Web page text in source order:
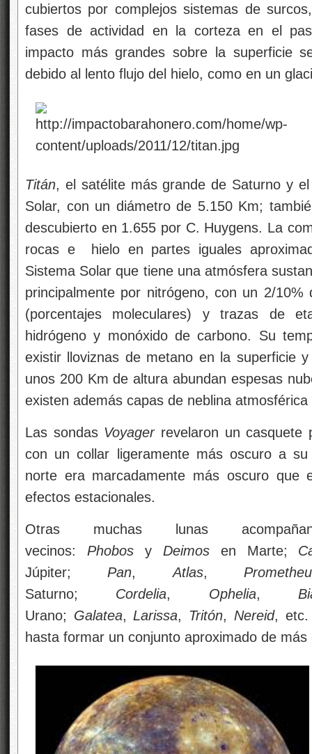
cubiertos por complejos sistemas de
fases de actividad en la corteza en el
impacto más grandes sobre la superficie
debido al lento flujo del hielo, como en un
Titán, el satélite más grande de Saturno y
Solar, con un diámetro de 5.150 Km;
descubierto en 1.655 por C. Huygens. La
rocas e hielo en partes iguales
Sistema Solar que tiene una atmósfera
principalmente por nitrógeno, con un 2/10%
(porcentajes moleculares) y trazas de
hidrógeno y monóxido de carbono. Su
existir lloviznas de metano en la superficie
unos 200 Km de altura abundan espesas
existen además capas de neblina
Las sondas Voyagerrevelaron un casquete
con un collar ligeramente más oscuro a
norte era marcadamente más oscuro que
efectos estacionales.
Otras muchas lunas
vecinos: Phobosy Deimosen Marte;
Júpiter; Pan,Atlas,
Saturno; Cordelia, Ophelia,
Urano; Galatea, Larissa, Tritón, Nereid,
hasta formar un conjunto aproximado de más